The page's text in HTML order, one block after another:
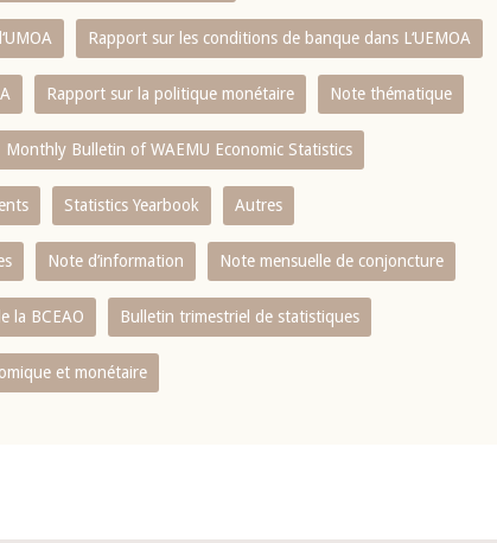
Rapport sur les conditions de banque dans L‘UEMOA
Rapport sur la politique monétaire Note thématique
Monthly Bulletin of WAEMU Economic Statistics
Statistics Yearbook Autres
Note d’information Note mensuelle de conjoncture
la BCEAO Bulletin trimestriel de statistiques
et monétaire